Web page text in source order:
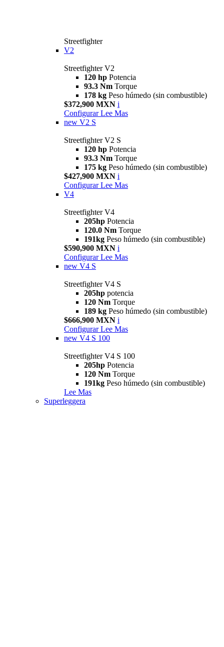
Streetfighter
V2
Streetfighter V2
120 hp Potencia
93.3 Nm Torque
178 kg Peso húmedo (sin combustible)
$372,900 MXN i
Configurar Lee Mas
new V2 S
Streetfighter V2 S
120 hp Potencia
93.3 Nm Torque
175 kg Peso húmedo (sin combustible)
$427,900 MXN i
Configurar Lee Mas
V4
Streetfighter V4
205hp Potencia
120.0 Nm Torque
191kg Peso húmedo (sin combustible)
$590,900 MXN i
Configurar Lee Mas
new V4 S
Streetfighter V4 S
205hp potencia
120 Nm Torque
189 kg Peso húmedo (sin combustible)
$666,900 MXN i
Configurar Lee Mas
new V4 S 100
Streetfighter V4 S 100
205hp Potencia
120 Nm Torque
191kg Peso húmedo (sin combustible)
Lee Mas
Superleggera